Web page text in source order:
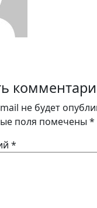
не будет
поля помечены *
*